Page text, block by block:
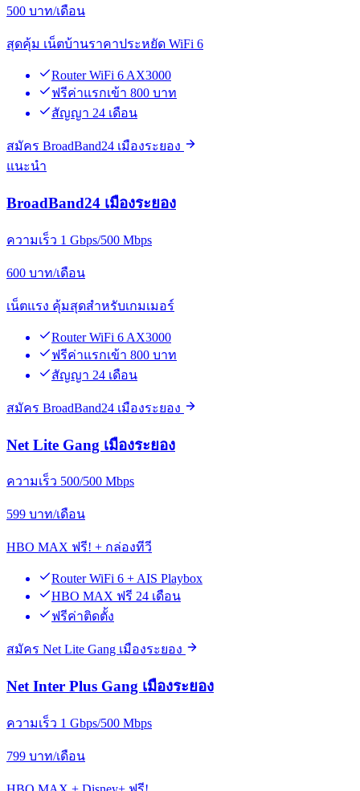
500 บาท/เดือน
สุดคุ้ม เน็ตบ้านราคาประหยัด WiFi 6
Router WiFi 6 AX3000
ฟรีค่าแรกเข้า 800 บาท
สัญญา 24 เดือน
สมัคร BroadBand24 เมืองระยอง
แนะนำ
BroadBand24 เมืองระยอง
ความเร็ว 1 Gbps/500 Mbps
600 บาท/เดือน
เน็ตแรง คุ้มสุดสำหรับเกมเมอร์
Router WiFi 6 AX3000
ฟรีค่าแรกเข้า 800 บาท
สัญญา 24 เดือน
สมัคร BroadBand24 เมืองระยอง
Net Lite Gang เมืองระยอง
ความเร็ว 500/500 Mbps
599 บาท/เดือน
HBO MAX ฟรี! + กล่องทีวี
Router WiFi 6 + AIS Playbox
HBO MAX ฟรี 24 เดือน
ฟรีค่าติดตั้ง
สมัคร Net Lite Gang เมืองระยอง
Net Inter Plus Gang เมืองระยอง
ความเร็ว 1 Gbps/500 Mbps
799 บาท/เดือน